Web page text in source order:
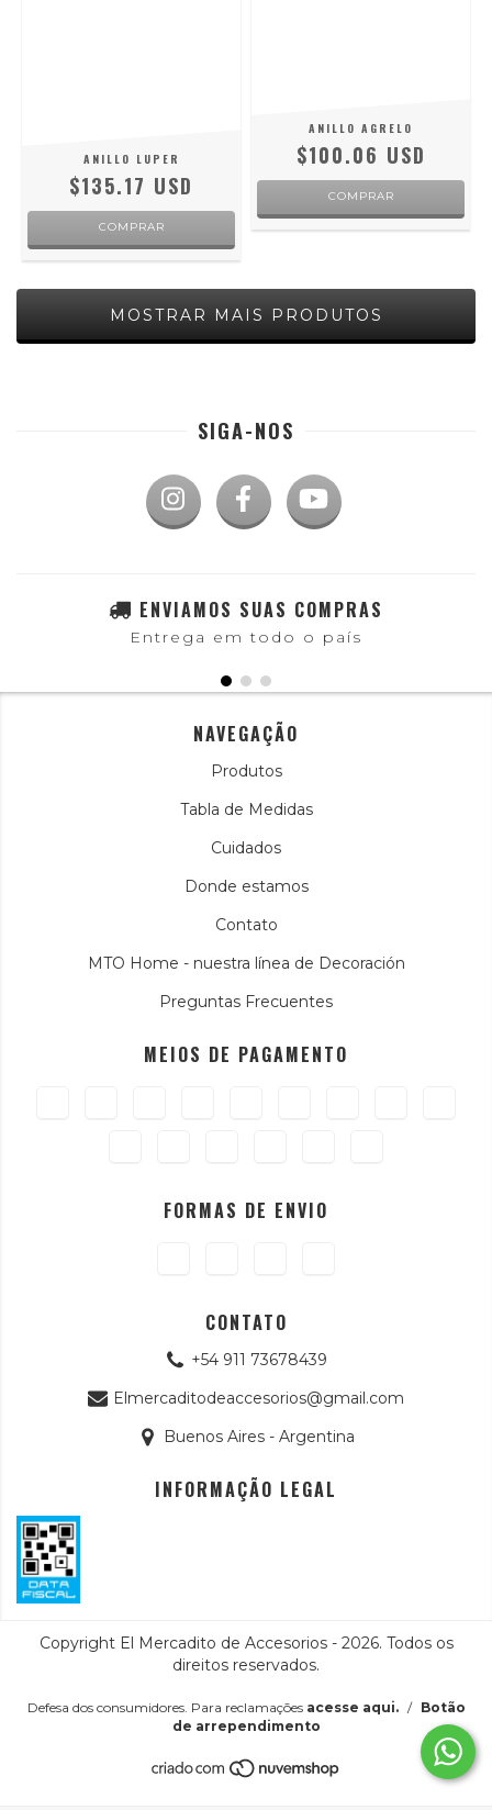
ANILLO LUPER
$135.17 USD
COMPRAR
ANILLO AGRELO
$100.06 USD
COMPRAR
MOSTRAR MAIS PRODUTOS
SIGA-NOS
ENVIAMOS SUAS COMPRAS
Entrega em todo o país
NAVEGAÇÃO
Produtos
Tabla de Medidas
Cuidados
Donde estamos
Contato
MTO Home - nuestra línea de Decoración
Preguntas Frecuentes
MEIOS DE PAGAMENTO
FORMAS DE ENVIO
CONTATO
+54 911 73678439
Elmercaditodeaccesorios@gmail.com
Buenos Aires - Argentina
INFORMAÇÃO LEGAL
Copyright El Mercadito de Accesorios - 2026. Todos os
direitos reservados.
Defesa dos consumidores. Para reclamações acesse aqui. /
Botão
de arrependimento